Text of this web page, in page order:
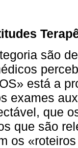
são
está a
exames
que
que são
os